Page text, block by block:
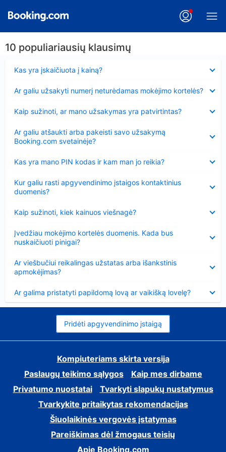
10 populiariausių klausimų
Kas yra įskaičiuota į kainą?
Ar galiu užsakyti numerį neturėdamas mokėjimo kortelės?
Kaip sužinoti, ar mano užsakymas yra patvirtintas?
Ar galiu atšaukti arba pakeisti savo užsakymą
Booking.com svetainėje?
Kas yra mano PIN kodas ir kam man jo reikia?
Kur galiu rasti apgyvendinimo įstaigos kontaktinius
duomenis?
Kaip sužinoti, kiek kainuos viešnagė?
Įvedžiau mokėjimo kortelės duomenis. Kada bus
nuskaičiuoti pinigai?
Ar viešbučiui reikalingas užstatas arba išankstinis
apmokėjimas?
Ar galima pristatyti papildomą lovą ar vaikišką lovelę?
Pridėti apgyvendinimo įstaigą
Kompiuteriams skirta versija
Paslaugų teikimo sąlygos
Kaip mes dirbame
Privatumo nuostatai
Tvarkyti slapukų nustatymus
Tvarkykite pritaikytas rekomendacijas
Šiuolaikinės vergovės įstatymas
Pareiškimas dėl žmogaus teisių
Apie Booking.com